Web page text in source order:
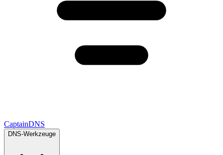
CaptainDNS
DNS-Werkzeuge